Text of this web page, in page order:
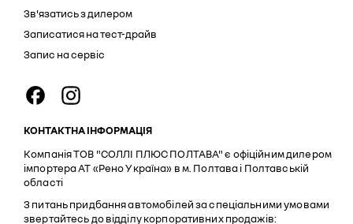
Зв'язатись з дилером
Записатися на тест-драйв
Запис на сервіс
КОНТАКТНА ІНФОРМАЦІЯ
Компанія ТОВ "СОЛЛІ ПЛЮС ПОЛТАВА" є офіційним дилером
імпортера АТ «Рено Україна» в м. Полтава і Полтавській
області
З питань придбання автомобілей за спеціальними умовами
звертайтесь до відділу корпоративних продажів: